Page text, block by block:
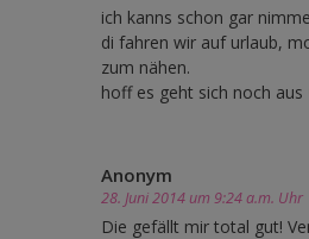
ich kanns schon gar
di fahren wir auf urlaub,
zum nähen.
hoff es geht sich noch aus
Anonym
28. Juni 2014 um 9:24 a.m. Uhr
Die gefällt mir total gut!